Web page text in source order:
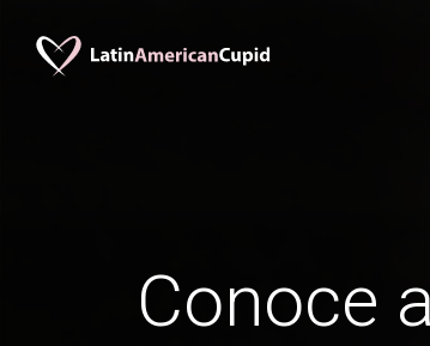
Conoce